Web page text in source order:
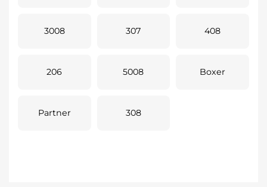
3008 307 408
206 5008 Boxer
Partner 308